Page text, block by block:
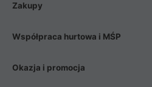
Zakupy
Współpraca hurtowa i MŚP
Okazja i promocja